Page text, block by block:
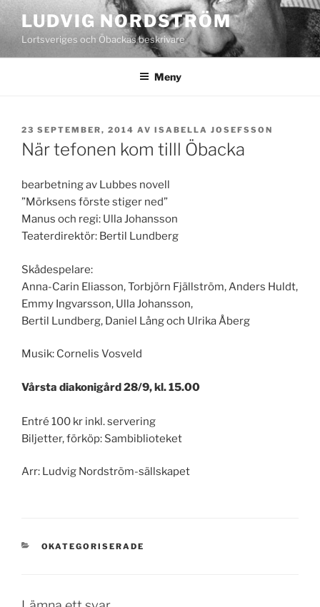
Hoppa
till
innehåll
LUDVIG NORDSTRÖM
Lortsveriges och Öbackas beskrivare
Meny
PUBLICERAT
23 SEPTEMBER, 2014 AV ISABELLA JOSEFSSON
När tefonen kom tilll Öbacka
bearbetning av Lubbes novell
”Mörksens förste stiger ned”
Manus och regi: Ulla Johansson
Teaterdirektör: Bertil Lundberg
Skådespelare:
Anna-Carin Eliasson, Torbjörn Fjällström, Anders Huldt,
Emmy Ingvarsson, Ulla Johansson,
Bertil Lundberg, Daniel Lång och Ulrika Åberg
Musik: Cornelis Vosveld
Vårsta diakonigård 28/9, kl. 15.00
Entré 100 kr inkl. servering
Biljetter, förköp: Sambiblioteket
Arr: Ludvig Nordström-sällskapet
KATEGORIER
OKATEGORISERADE